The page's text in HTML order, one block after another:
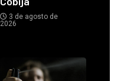
3 de agosto de
2026